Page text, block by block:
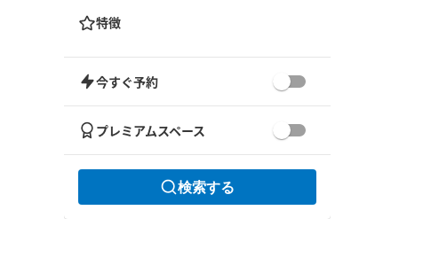
特徴
今すぐ予約
プレミアムスペース
検索する